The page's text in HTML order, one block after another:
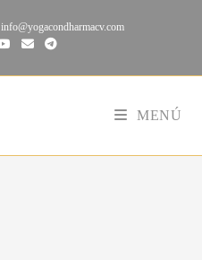
info@yogacondharmacv.com
MENÚ